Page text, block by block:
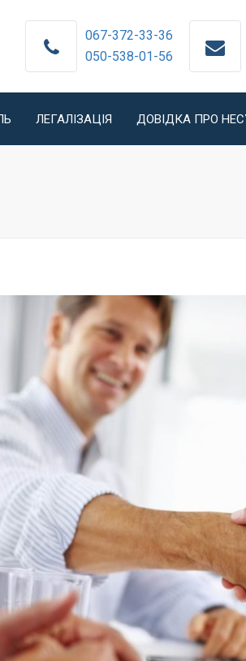
067-372-33-36
050-538-01-56
ЛЕГАЛІЗАЦІЯ
ЗАСВІДЧЕННЯ
ДОКУМЕНТІВ РАЦС
ДОВІДКА ПРО